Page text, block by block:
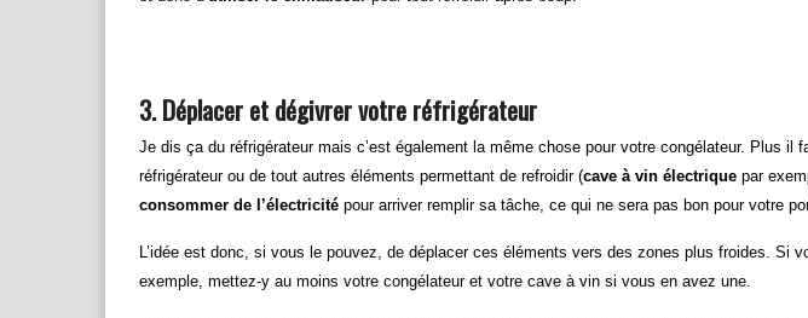
3. Déplacer et dégivrer votre réfrigérateur
Je dis ça du réfrigérateur mais c’est également la même chose pour votre congélateur. Plus il
réfrigérateur ou de tout autres éléments permettant de refroidir (cave à vin électrique par
consommer de l’électricité pour arriver remplir sa tâche, ce qui ne sera pas bon pour votre
L’idée est donc, si vous le pouvez, de déplacer ces éléments vers des zones plus froides. Si
exemple, mettez-y au moins votre congélateur et votre cave à vin si vous en avez une.